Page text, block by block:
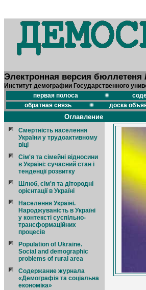
Электронная версия бюллетеня
Институт демографии Государственного
первая полоса
обратная связь
доска
Оглавление
Смертнiсть населення
України у трудоактивному
вiцi
Сiм'я та сiмейнi вiдносини
в Українi: сучасний стан i
тенденцiї розвитку
Шлюб, сiм'я та дiтороднi
орiєнтацiї в Українi
Населення Українi.
Народжуванiсть в Українi
у контекстi суспiльно-
трансформацiйних
процесiв
Population of Ukraine.
Social and demographic
problems of rural area
Содержание журнала
«Демографія та соціальна
економіка»